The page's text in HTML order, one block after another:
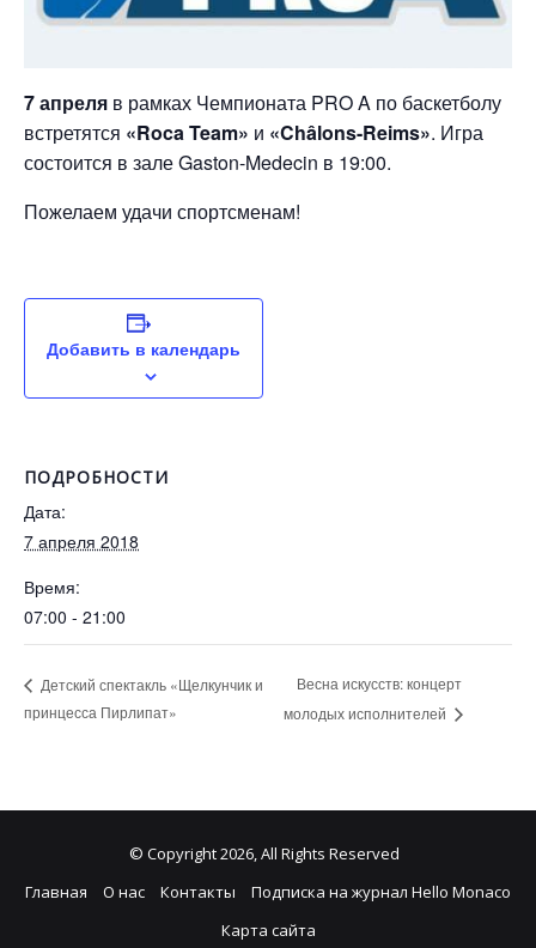
7 апреля в рамках Чемпионата PRO A по баскетболу
встретятся «Roca Team» и «Châlons-Reims». Игра
состоится в зале Gaston-Medecin в 19:00.
Пожелаем удачи спортсменам!
Добавить в календарь
ПОДРОБНОСТИ
Дата:
7 апреля 2018
Время:
07:00 - 21:00
Детский спектакль «Щелкунчик и
принцесса Пирлипат»
Весна искусств: концерт
молодых исполнителей
© Copyright 2026, All Rights Reserved
Главная
О нас Контакты
Подписка на журнал Hello Monaco
Карта сайта